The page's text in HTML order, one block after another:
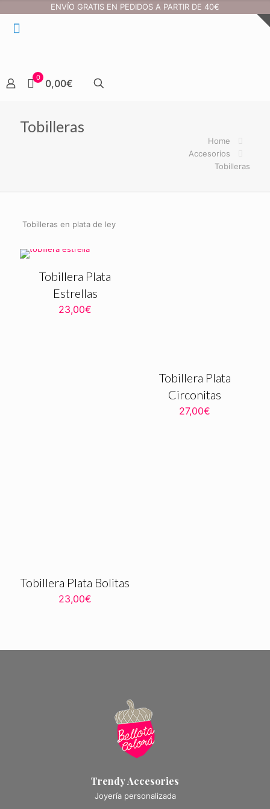
0 0,00€
Tobilleras
Home
Accesorios
Tobilleras
Tobilleras en plata de ley
Tobillera Plata
Estrellas
23,00€
Tobillera Plata
Circonitas
27,00€
Tobillera Plata Bolitas
23,00€
Trendy Accesories
Joyería personalizada
ENVÍO GRATIS EN PEDIDOS A PARTIR DE 40€